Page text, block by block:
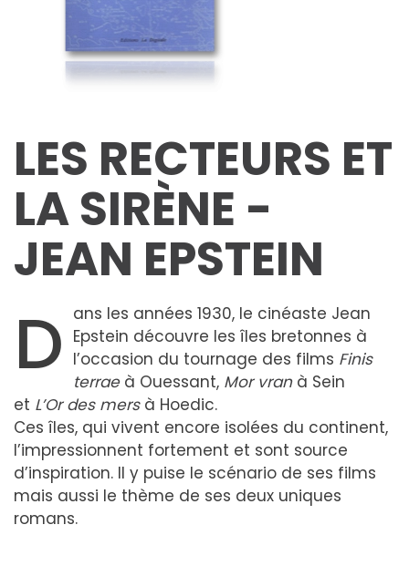
LES RECTEURS ET
LA SIRÈNE -
JEAN EPSTEIN
D ans les années 1930, le cinéaste Jean
Epstein découvre les îles bretonnes à
l’occasion du tournage des films Finis
terraeà Ouessant, Mor vranà Sein
et L’Or des mersà Hoedic.
Ces îles, qui vivent encore isolées du continent,
l’impressionnent fortement et sont source
d’inspiration. Il y puise le scénario de ses films
mais aussi le thème de ses deux uniques
romans.